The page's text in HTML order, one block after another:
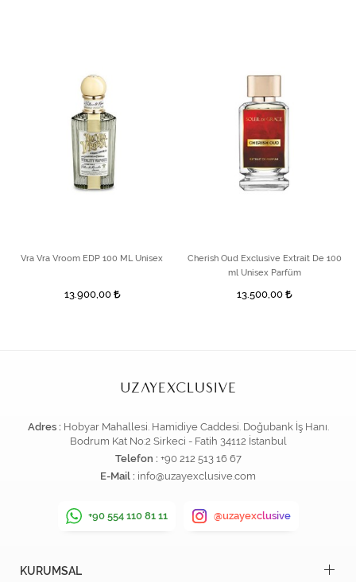
Vra Vra Vroom EDP 100 ML Unisex
13.900,00
Cherish Oud Exclusive Extrait De 100
ml Unisex Parfüm
13.500,00
Adres : Hobyar Mahallesi. Hamidiye Caddesi. Doğubank İş Hanı.
Bodrum Kat No:2 Sirkeci - Fatih 34112 İstanbul
Telefon : +90 212 513 16 67
E-Mail : info@uzayexclusive.com
+90 554 110 81 11 @uzayexclusive
KURUMSAL